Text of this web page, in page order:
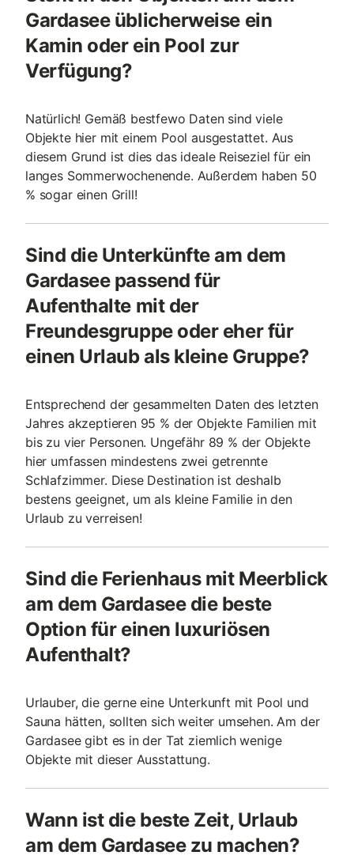
Gardasee üblicherweise ein
Kamin oder ein Pool zur
Verfügung?
Natürlich! Gemäß bestfewo Daten sind viele
Objekte hier mit einem Pool ausgestattet. Aus
diesem Grund ist dies das ideale Reiseziel für ein
langes Sommerwochenende. Außerdem haben 50
% sogar einen Grill!
Sind die Unterkünfte am dem
Gardasee passend für
Aufenthalte mit der
Freundesgruppe oder eher für
einen Urlaub als kleine Gruppe?
Entsprechend der gesammelten Daten des letzten
Jahres akzeptieren 95 % der Objekte Familien mit
bis zu vier Personen. Ungefähr 89 % der Objekte
hier umfassen mindestens zwei getrennte
Schlafzimmer. Diese Destination ist deshalb
bestens geeignet, um als kleine Familie in den
Urlaub zu verreisen!
Sind die Ferienhaus mit Meerblick
am dem Gardasee die beste
Option für einen luxuriösen
Aufenthalt?
Urlauber, die gerne eine Unterkunft mit Pool und
Sauna hätten, sollten sich weiter umsehen. Am der
Gardasee gibt es in der Tat ziemlich wenige
Objekte mit dieser Ausstattung.
Wann ist die beste Zeit, Urlaub
am dem Gardasee zu machen?